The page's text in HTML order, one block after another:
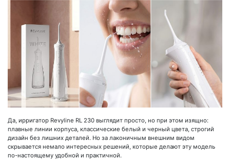
Да, ирригатор Revyline RL 230 выглядит просто, но при этом изящно:
плавные линии корпуса, классические белый и черный цвета, строгий
дизайн без лишних деталей. Но за лаконичным внешним видом
скрывается немало интересных решений, которые делают эту модель
по-настоящему удобной и практичной.